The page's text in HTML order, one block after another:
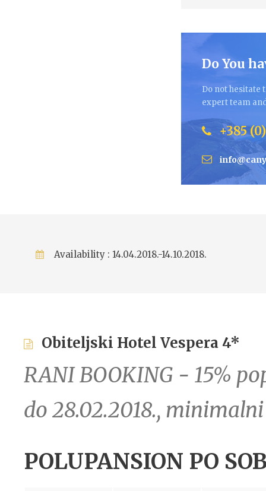
Do You
Do not hesitate
expert team
+385
Availability : 14.04.2018.-14.10.2018.
Obiteljski Hotel Vespera 4*
RANI BOOKING - 15%
do 28.02.2018.,
POLUPANSION PO